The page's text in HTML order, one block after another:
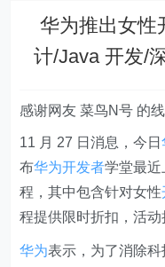
华为推出女性
计/Java 开发/
感谢网友 菜鸟N号 的线
11 月 27 日消息，今日
布华为开发者学堂最
程，其中包含针对女性
程提供限时折扣，活动
华为表示，为了消除